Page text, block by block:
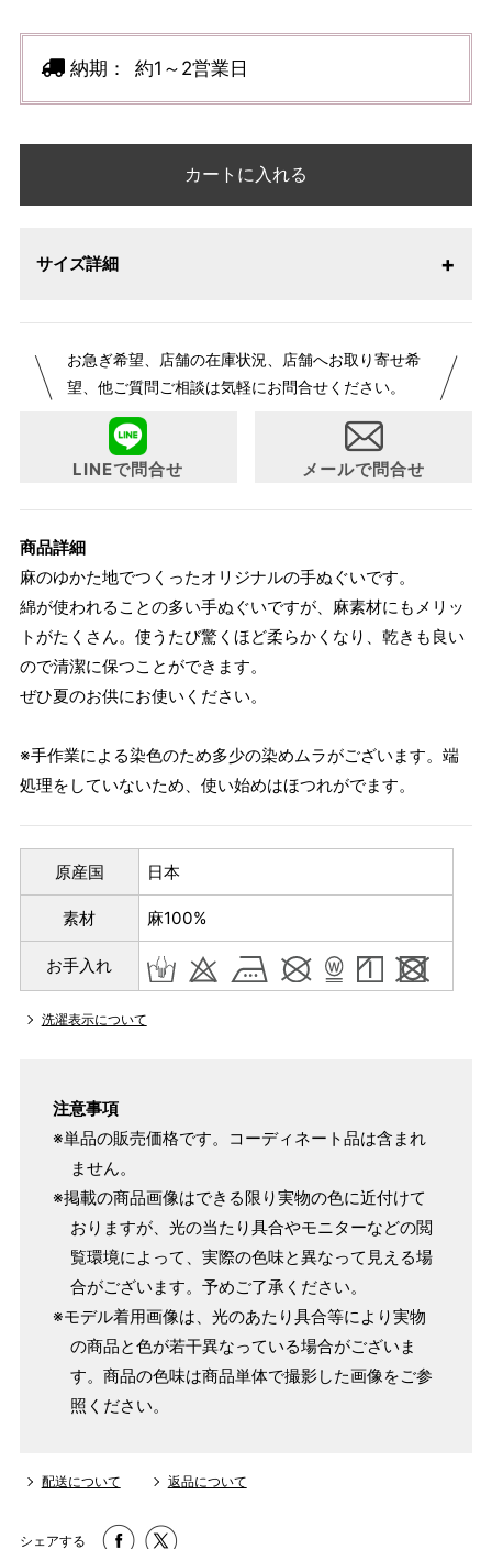
納期： 約1～2営業日
カートに入れる
サイズ詳細
お急ぎ希望、店舗の在庫状況、店舗へお取り寄せ希
望、他ご質問ご相談は気軽にお問合せください。
LINEで問合せ メールで問合せ
商品詳細
麻のゆかた地でつくったオリジナルの手ぬぐいです。
綿が使われることの多い手ぬぐいですが、麻素材にもメリッ
トがたくさん。使うたび驚くほど柔らかくなり、乾きも良い
ので清潔に保つことができます。
ぜひ夏のお供にお使いください。
※手作業による染色のため多少の染めムラがございます。端
処理をしていないため、使い始めはほつれがでます。
原産国 日本
素材 麻100%
お手入れ
洗濯表示について
注意事項
※単品の販売価格です。コーディネート品は含まれ
ません。
※掲載の商品画像はできる限り実物の色に近付けて
おりますが、光の当たり具合やモニターなどの閲
覧環境によって、実際の色味と異なって見える場
合がございます。予めご了承ください。
※モデル着用画像は、光のあたり具合等により実物
の商品と色が若干異なっている場合がございま
す。商品の色味は商品単体で撮影した画像をご参
照ください。
配送について 返品について
シェアする